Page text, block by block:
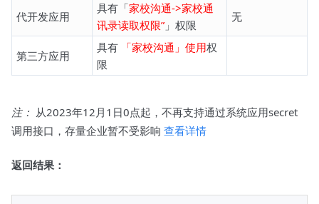
代开发应用
具有「家校沟通->家校通
讯录读取权限” 」权限
无
第三方应用
具有 「家校沟通」使用权
限
注： 从2023年12月1日0点起，不再支持通过系统应用secret
调用接口，存量企业暂不受影响 查看详情
返回结果：